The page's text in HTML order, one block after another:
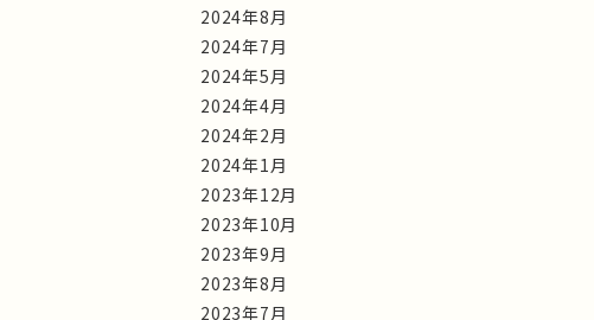
2024年8月
2024年7月
2024年5月
2024年4月
2024年2月
2024年1月
2023年12月
2023年10月
2023年9月
2023年8月
2023年7月